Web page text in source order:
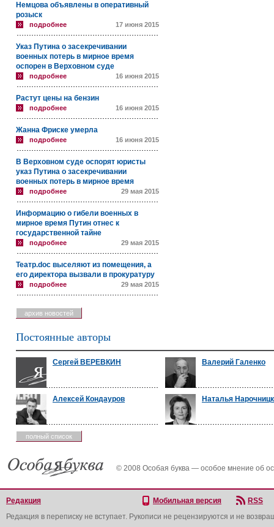
Немцова объявлены в оперативный
розыск
подробнее 17 июня 2015
Указ Путина о засекречивании
военных потерь в мирное время
оспорен в Верховном суде
подробнее 16 июня 2015
Растут цены на бензин
подробнее 16 июня 2015
Жанна Фриске умерла
подробнее 16 июня 2015
В Верховном суде оспорят юристы
указ Путина о засекречивании
военных потерь в мирное время
подробнее 29 мая 2015
Информацию о гибели военных в
мирное время Путин отнес к
государственной тайне
подробнее 29 мая 2015
Театр.doc выселяют из помещения, а
его директора вызвали в прокуратуру
подробнее 29 мая 2015
архив новостей
Постоянные авторы
Сергей ВЕРЕВКИН Валерий Галенко
Алексей Кондауров Наталья
полный список
© 2008 Особая буква — особое мнение об
Редакция Мобильная версия
RSS
Редакция в переписку не вступает. Рукописи не рецензируются и не